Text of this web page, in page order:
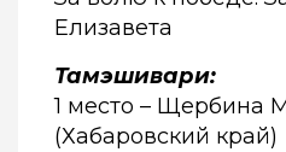
Елизавета
Тамэшивари:
1 место – Щербина
(Хабаровский край)